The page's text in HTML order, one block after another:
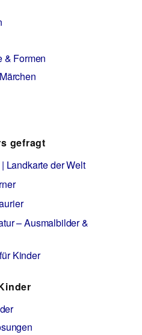
& Formen
gefragt
Landkarte der Welt
– Ausmalbilder &
Kinder